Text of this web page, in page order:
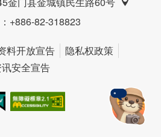
：+886-82-318823
料开放宣告
隐私权政策
安全宣告